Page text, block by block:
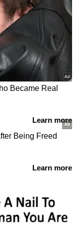
ക്ഷമ
കേട്ടില്ല, ഓട്ടോ
തല്ലി